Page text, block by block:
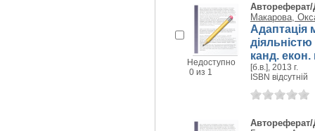
Недоступно
0 из 1
Автореферат/
Макарова,
Адаптація
канд. екон.
[б.в.], 2013 г.
ISBN відсутній
Автореферат/